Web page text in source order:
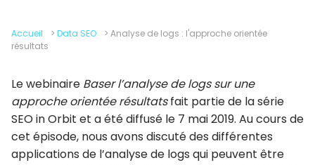
Accueil > Data SEO > Analyse de logs : l'approche orientée
résultats
Le webinaire Baser l’analyse de logs sur une
approche orientée résultatsfait partie de la série
SEO in Orbit et a été diffusé le 7 mai 2019. Au cours de
cet épisode, nous avons discuté des différentes
applications de l’analyse de logs qui peuvent être